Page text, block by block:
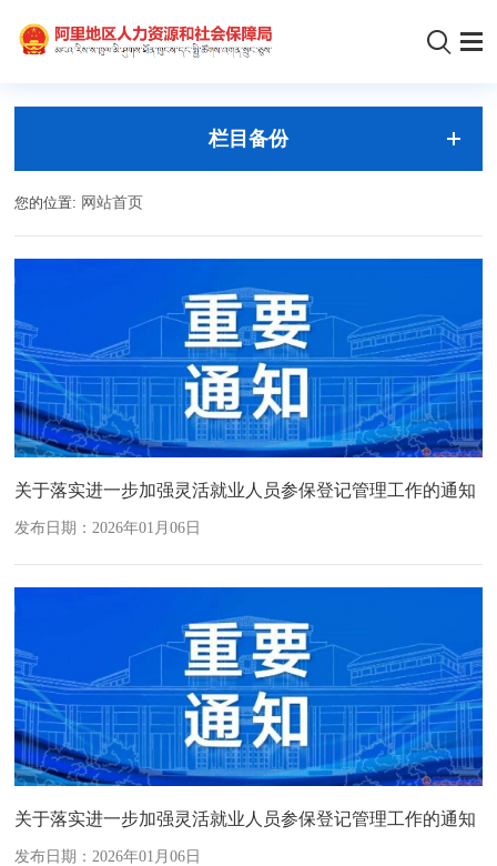
栏目备份
您的位置: 网站首页
关于落实进一步加强灵活就业人员参保登记管理工作的通知
发布日期：2026年01月06日
关于落实进一步加强灵活就业人员参保登记管理工作的通知
发布日期：2026年01月06日